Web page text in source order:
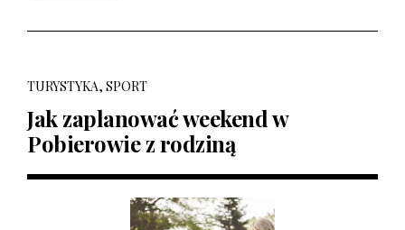
TURYSTYKA, SPORT
Jak zaplanować weekend w
Pobierowie z rodziną